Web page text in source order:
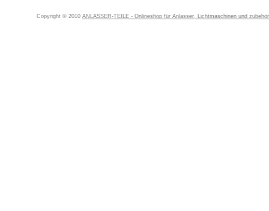
Copyright © 2010 ANLASSER-TEILE - Onlineshop für Anlasser, Lichtmaschinen und zubehör